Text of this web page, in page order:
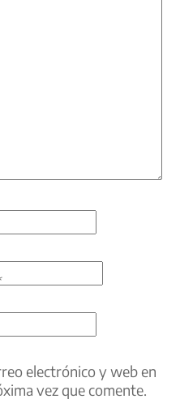
electrónico y web en
vez que comente.